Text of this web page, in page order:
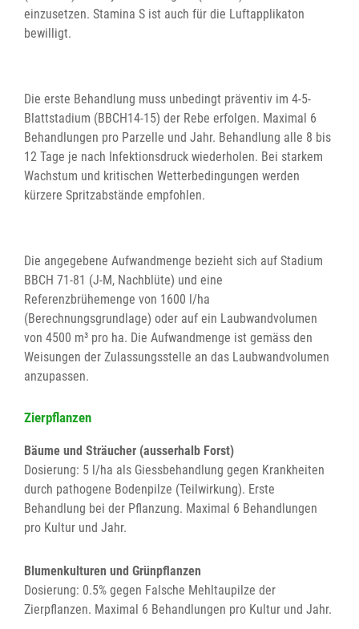
einzusetzen. Stamina S ist auch für die Luftapplikaton
bewilligt.
Die erste Behandlung muss unbedingt präventiv im 4-5-
Blattstadium (BBCH14-15) der Rebe erfolgen. Maximal 6
Behandlungen pro Parzelle und Jahr. Behandlung alle 8 bis
12 Tage je nach Infektionsdruck wiederholen. Bei starkem
Wachstum und kritischen Wetterbedingungen werden
kürzere Spritzabstände empfohlen.
Die angegebene Aufwandmenge bezieht sich auf Stadium
BBCH 71-81 (J-M, Nachblüte) und eine
Referenzbrühemenge von 1600 l/ha
(Berechnungsgrundlage) oder auf ein Laubwandvolumen
von 4500 m³ pro ha. Die Aufwandmenge ist gemäss den
Weisungen der Zulassungsstelle an das Laubwandvolumen
anzupassen.
Zierpflanzen
Bäume und Sträucher (ausserhalb Forst)
Dosierung: 5 l/ha als Giessbehandlung gegen Krankheiten
durch pathogene Bodenpilze (Teilwirkung). Erste
Behandlung bei der Pflanzung. Maximal 6 Behandlungen
pro Kultur und Jahr.
Blumenkulturen und Grünpflanzen
Dosierung: 0.5% gegen Falsche Mehltaupilze der
Zierpflanzen. Maximal 6 Behandlungen pro Kultur und Jahr.